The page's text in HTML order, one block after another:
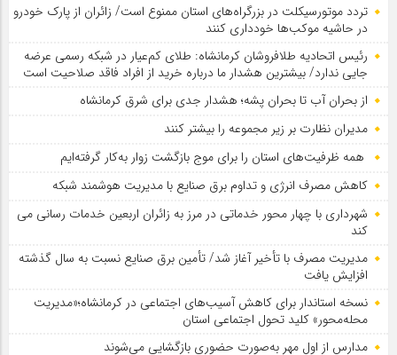
تردد موتورسیکلت در بزرگراه‌های استان ممنوع است/ زائران از پارک خودرو
در حاشیه موکب‌ها خودداری کنند
رئیس اتحادیه طلافروشان کرمانشاه: طلای کم‌عیار در شبکه رسمی عرضه
جایی ندارد/ بیشترین هشدار ما درباره خرید از افراد فاقد صلاحیت است
از بحران آب تا بحران پشه؛ هشدار جدی برای شرق کرمانشاه
مدیران نظارت بر زیر مجموعه را بیشتر کنند
همه ظرفیت‌های استان را برای موج بازگشت زوار به‌کار گرفته‌ایم
کاهش مصرف انرژی و تداوم برق صنایع با مدیریت هوشمند شبکه
شهرداری با چهار محور خدماتی در مرز به زائران اربعین خدمات رسانی می
کند
مدیریت مصرف با تأخیر آغاز شد/ تأمین برق صنایع نسبت به سال گذشته
افزایش یافت
نسخه استاندار برای کاهش آسیب‌های اجتماعی در کرمانشاه؛«مدیریت
محله‌محور» کلید تحول اجتماعی استان
مدارس از اول مهر به‌صورت حضوری بازگشایی می‌شوند